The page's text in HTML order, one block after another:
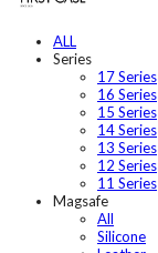
ALL
Series
17 Series
16 Series
15 Series
14 Series
13 Series
12 Series
11 Series
Magsafe
All
Silicone